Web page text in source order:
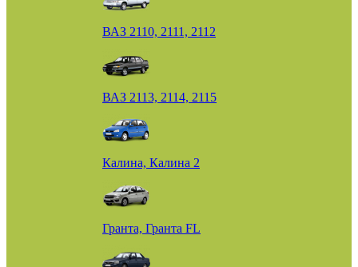
ВАЗ 2110, 2111, 2112
ВАЗ 2113, 2114, 2115
Калина, Калина 2
Гранта, Гранта FL